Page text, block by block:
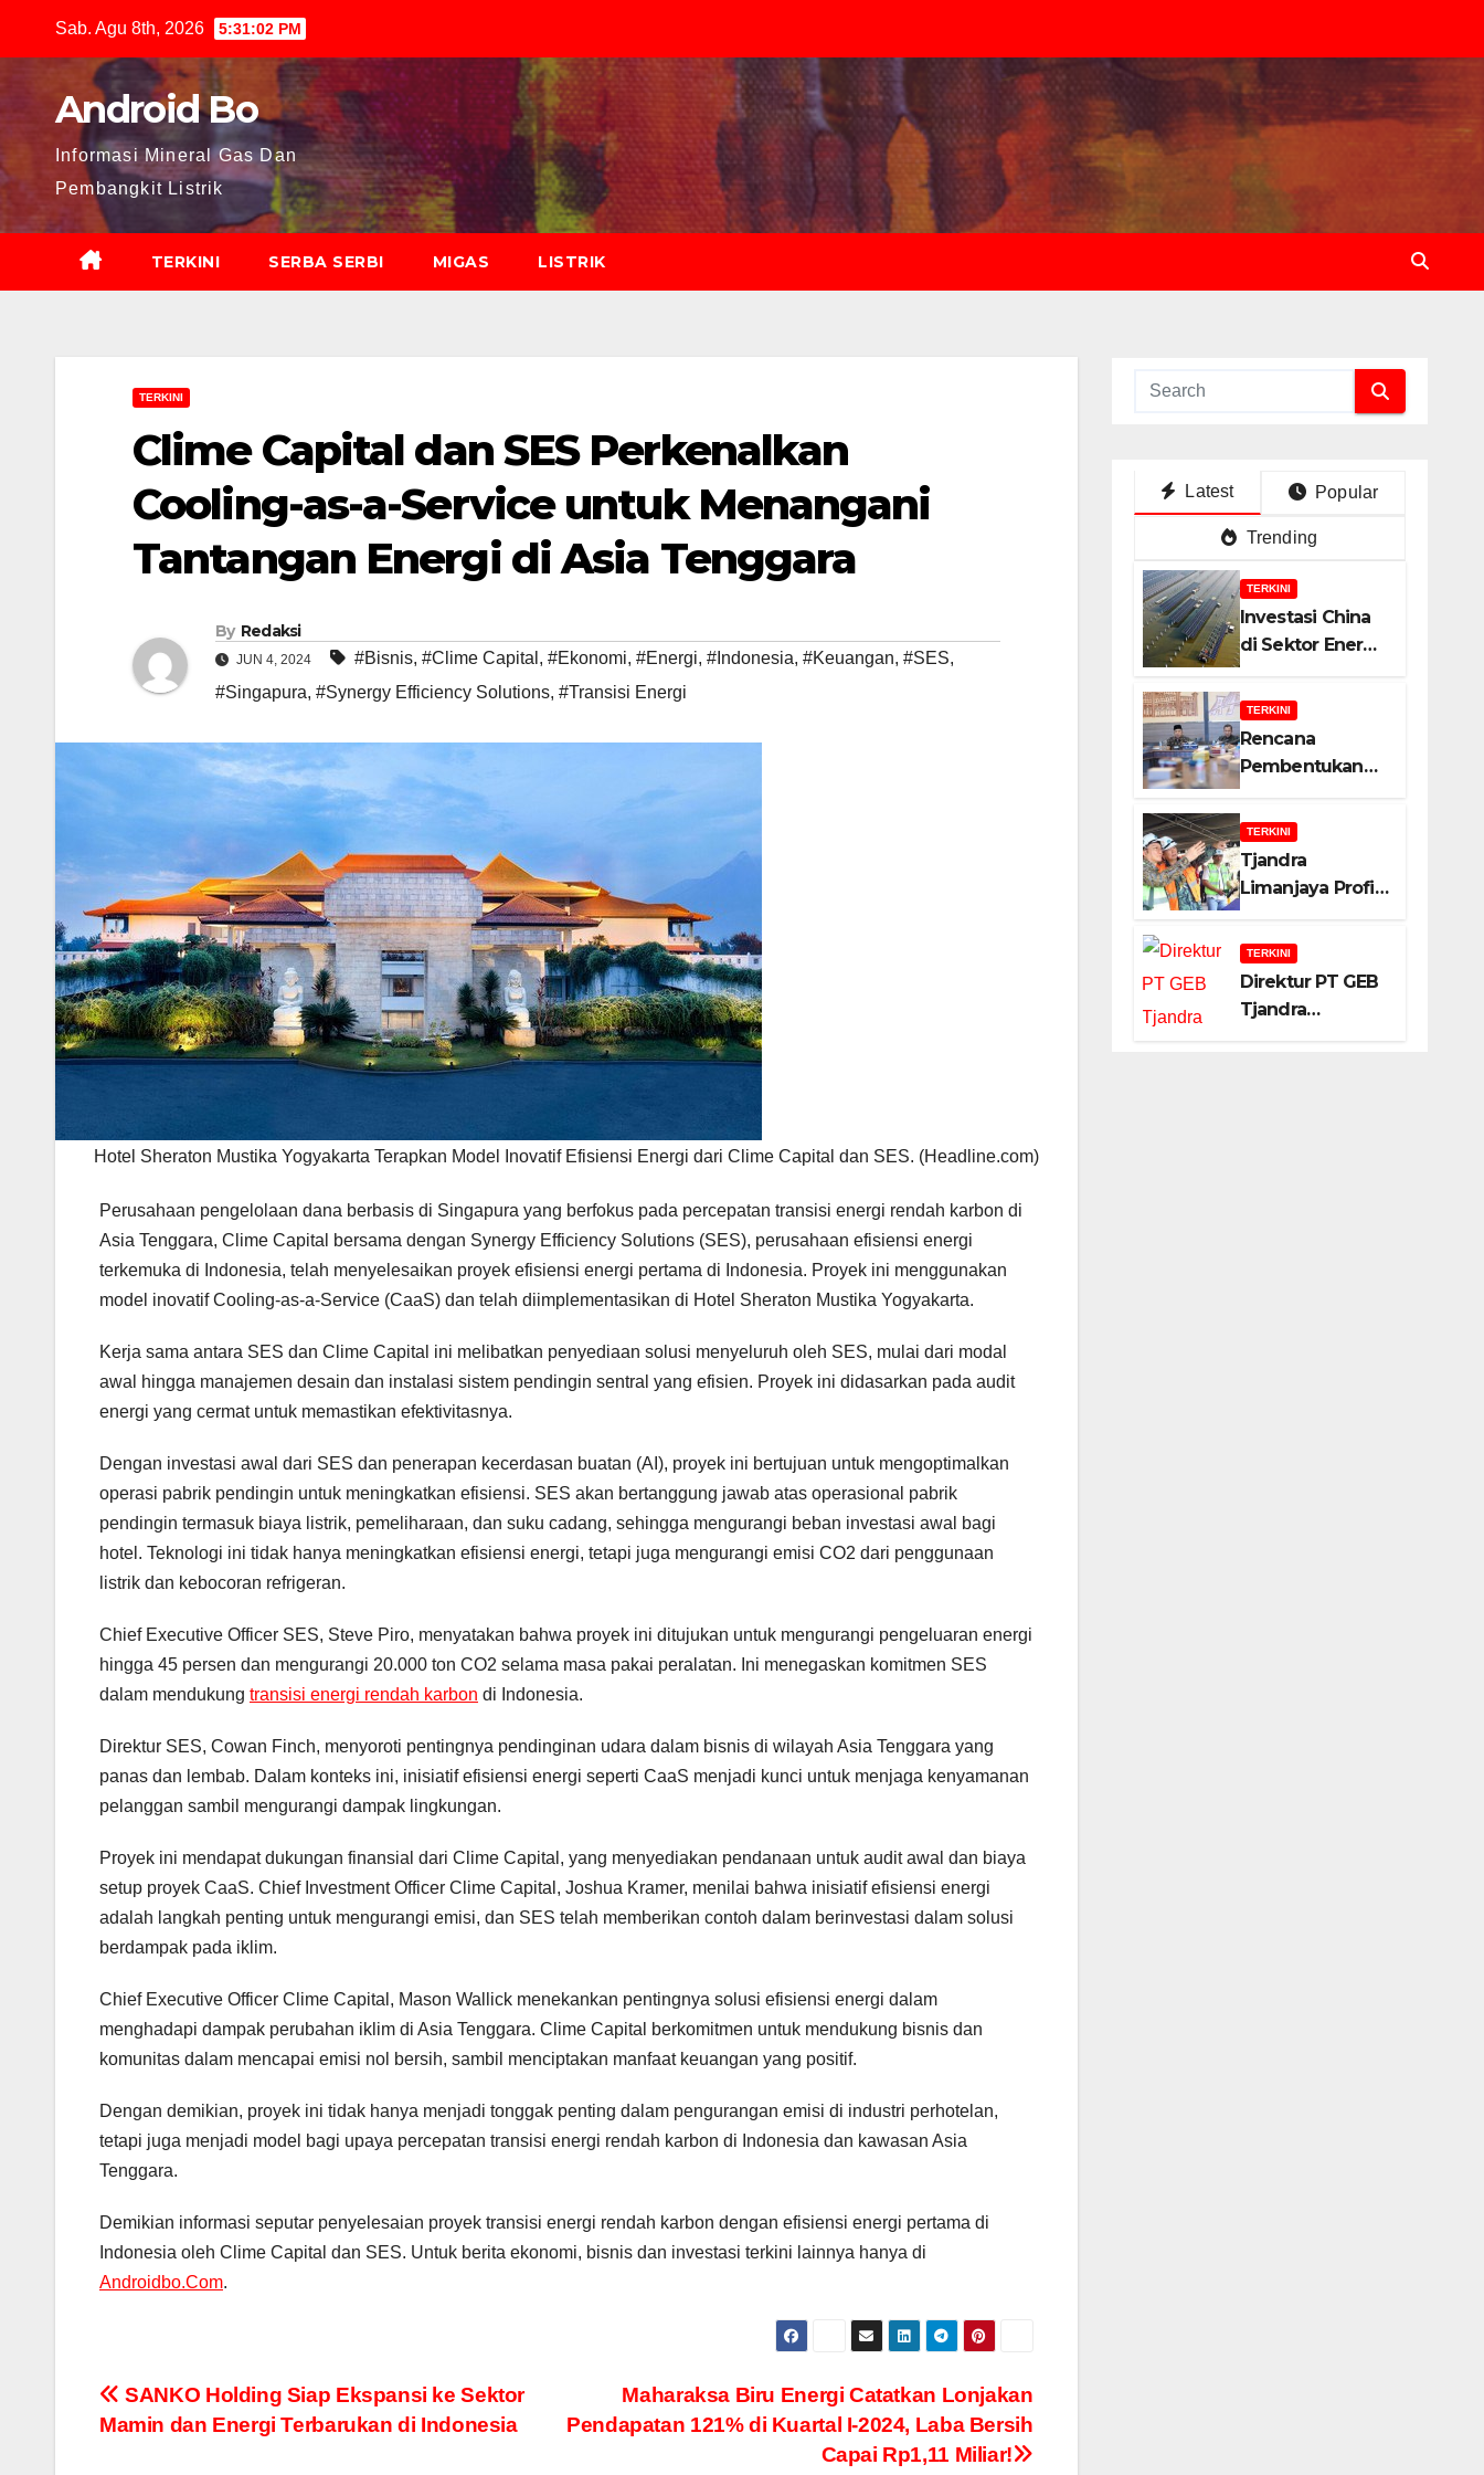
Sab. Agu 8th, 2026 5:31:03 PM
Android Bo
Informasi Mineral Gas Dan
Pembangkit Listrik
TERKINI SERBA SERBI MIGAS LISTRIK
TERKINI
Clime Capital dan SES Perkenalkan
Cooling-as-a-Service untuk Menangani
Tantangan Energi di Asia Tenggara
By Redaksi
JUN 4, 2024 #Bisnis, #Clime Capital , #Ekonomi, #Energi, #Indonesia, #Keuangan, #SES,
#Singapura, #Synergy Efficiency Solutions, #Transisi Energi
Hotel Sheraton Mustika Yogyakarta Terapkan Model Inovatif Efisiensi Energi dari Clime Capital dan SES. (Headline.com)
Perusahaan pengelolaan dana berbasis di Singapura yang berfokus pada percepatan transisi energi rendah karbon di
Asia Tenggara, Clime Capital bersama dengan Synergy Efficiency Solutions (SES), perusahaan efisiensi energi
terkemuka di Indonesia, telah menyelesaikan proyek efisiensi energi pertama di Indonesia. Proyek ini menggunakan
model inovatif Cooling-as-a-Service (CaaS) dan telah diimplementasikan di Hotel Sheraton Mustika Yogyakarta.
Kerja sama antara SES dan Clime Capital ini melibatkan penyediaan solusi menyeluruh oleh SES, mulai dari modal
awal hingga manajemen desain dan instalasi sistem pendingin sentral yang efisien. Proyek ini didasarkan pada audit
energi yang cermat untuk memastikan efektivitasnya.
Dengan investasi awal dari SES dan penerapan kecerdasan buatan (AI), proyek ini bertujuan untuk mengoptimalkan
operasi pabrik pendingin untuk meningkatkan efisiensi. SES akan bertanggung jawab atas operasional pabrik
pendingin termasuk biaya listrik, pemeliharaan, dan suku cadang, sehingga mengurangi beban investasi awal bagi
hotel. Teknologi ini tidak hanya meningkatkan efisiensi energi, tetapi juga mengurangi emisi CO2 dari penggunaan
listrik dan kebocoran refrigeran.
Chief Executive Officer SES, Steve Piro, menyatakan bahwa proyek ini ditujukan untuk mengurangi pengeluaran energi
hingga 45 persen dan mengurangi 20.000 ton CO2 selama masa pakai peralatan. Ini menegaskan komitmen SES
dalam mendukung transisi energi rendah karbon di Indonesia.
Direktur SES, Cowan Finch, menyoroti pentingnya pendinginan udara dalam bisnis di wilayah Asia Tenggara yang
panas dan lembab. Dalam konteks ini, inisiatif efisiensi energi seperti CaaS menjadi kunci untuk menjaga kenyamanan
pelanggan sambil mengurangi dampak lingkungan.
Proyek ini mendapat dukungan finansial dari Clime Capital, yang menyediakan pendanaan untuk audit awal dan biaya
setup proyek CaaS. Chief Investment Officer Clime Capital, Joshua Kramer, menilai bahwa inisiatif efisiensi energi
adalah langkah penting untuk mengurangi emisi, dan SES telah memberikan contoh dalam berinvestasi dalam solusi
berdampak pada iklim.
Chief Executive Officer Clime Capital, Mason Wallick menekankan pentingnya solusi efisiensi energi dalam
menghadapi dampak perubahan iklim di Asia Tenggara. Clime Capital berkomitmen untuk mendukung bisnis dan
komunitas dalam mencapai emisi nol bersih, sambil menciptakan manfaat keuangan yang positif.
Dengan demikian, proyek ini tidak hanya menjadi tonggak penting dalam pengurangan emisi di industri perhotelan,
tetapi juga menjadi model bagi upaya percepatan transisi energi rendah karbon di Indonesia dan kawasan Asia
Tenggara.
Demikian informasi seputar penyelesaian proyek transisi energi rendah karbon dengan efisiensi energi pertama di
Indonesia oleh Clime Capital dan SES. Untuk berita ekonomi, bisnis dan investasi terkini lainnya hanya di
Androidbo.Com.
Navigasi
Maharaksa Biru Energi Catatkan Lonjakan
Pendapatan 121% di Kuartal I-2024, Laba Bersih
Capai Rp1,11 Miliar!
SANKO Holding Siap Ekspansi ke Sektor
Mamin dan Energi Terbarukan di Indonesia
Latest Popular
Trending
TERKINI
Investasi China
di Sektor Energi
Surya: Peluang
dan Strategi
Indonesia?
TERKINI
Rencana
Pembentukan
Badan Usaha
Khusus (BUK)
Menguat dalam
Revisi RUU
Migas, Ini
TERKINI
Tjandra
Limanjaya Profil
Bisnisnya
TERKINI
Direktur PT GEB
Tjandra